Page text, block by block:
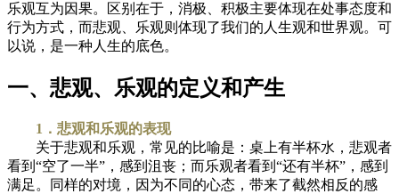
乐观互为因果。区别在于，消极、积极主要体现在处事态度和
行为方式，而悲观、乐观则体现了我们的人生观和世界观。可
以说，是一种人生的底色。
一、悲观、乐观的定义和产生
1．悲观和乐观的表现
关于悲观和乐观，常见的比喻是：桌上有半杯水，悲观者
看到“空了一半”，感到沮丧；而乐观者看到“还有半杯”，感到
满足。同样的对境，因为不同的心态，带来了截然相反的感